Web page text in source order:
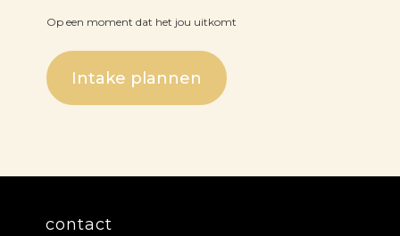
Op een moment dat het jou uitkomt
Intake plannen
contact